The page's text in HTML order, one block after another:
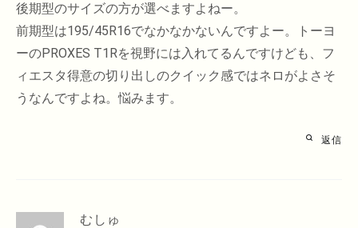
後期型のサイズの方が選べますよねー。
前期型は195/45R16でなかなかないんですよー。トーヨ
ーのPROXES T1Rを視野には入れてるんですけども、フ
ィエスタ得意の切り出しのクイック感ではネロがよさそ
うなんですよね。悩みます。
返信
むしゅ